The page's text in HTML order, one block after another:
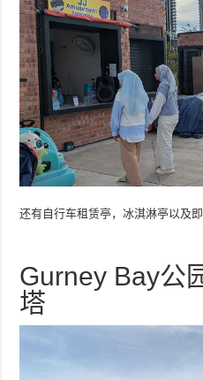
还有自行车租赁亭，冰淇淋亭以及
Gurney Bay公
塔